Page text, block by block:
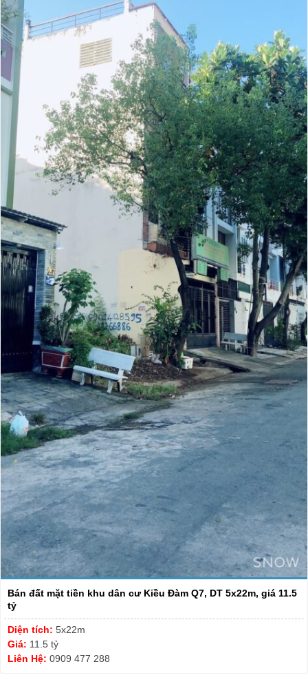
Bán đất mặt tiền khu dân cư Kiều Đàm Q7, DT 5x22m, giá 11.5
tỷ
Diện tích: 5x22m
Giá: 11.5 tỷ
Liên Hệ: 0909 477 288